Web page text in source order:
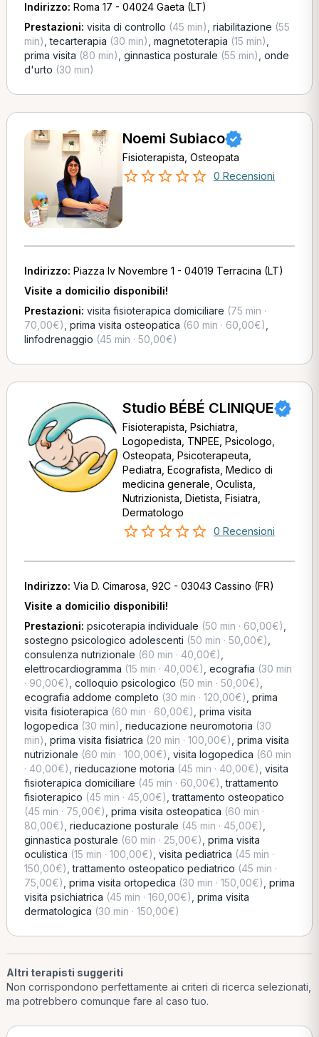
Indirizzo: Roma 17 - 04024 Gaeta (LT)
Prestazioni: visita di controllo (45 min) riabilitazione (55
min) ,tecarterapia (30 min) magnetoterapia (15 min)
prima visita (80 min) ginnastica posturale (55 min) onde
d'urto (30 min)
Noemi Subiaco
Fisioterapista, Osteopata
0 Recensioni
Indirizzo: Piazza Iv Novembre 1 - 04019 Terracina (LT)
Visite a domicilio disponibili!
Prestazioni: visita fisioterapica domiciliare (75 min ·
70,00€) prima visita osteopatica (60 min · 60,00€)
linfodrenaggio (45 min · 50,00€)
Studio BÉBÉ CLINIQUE
Fisioterapista, Psichiatra,
Logopedista, TNPEE, Psicologo,
Osteopata, Psicoterapeuta,
Pediatra, Ecografista, Medico di
medicina generale, Oculista,
Nutrizionista, Dietista, Fisiatra,
Dermatologo
0 Recensioni
Indirizzo: Via D. Cimarosa, 92C - 03043 Cassino (FR)
Visite a domicilio disponibili!
Prestazioni: psicoterapia individuale (50 min · 60,00€)
sostegno psicologico adolescenti (50 min · 50,00€)
consulenza nutrizionale (60 min · 40,00€)
elettrocardiogramma (15 min · 40,00€) ecografia (30 min
· 90,00€) colloquio psicologico (50 min · 50,00€)
ecografia addome completo (30 min · 120,00€) prima
visita fisioterapica (60 min · 60,00€) prima visita
logopedica (30 min) rieducazione neuromotoria (30
min) prima visita fisiatrica (20 min · 100,00€) prima visita
nutrizionale (60 min · 100,00€) visita logopedica (60 min
· 40,00€) rieducazione motoria (45 min · 40,00€) visita
fisioterapica domiciliare (45 min · 60,00€) ,trattamento
fisioterapico (45 min · 45,00€) ,trattamento osteopatico
(45 min · 75,00€) prima visita osteopatica (60 min ·
80,00€) rieducazione posturale (45 min · 45,00€)
ginnastica posturale (60 min · 25,00€) prima visita
oculistica (15 min · 100,00€) visita pediatrica (45 min ·
150,00€) ,trattamento osteopatico pediatrico (45 min ·
75,00€) prima visita ortopedica (30 min · 150,00€) prima
visita psichiatrica (45 min · 160,00€) prima visita
dermatologica (30 min · 150,00€)
Altri terapisti suggeriti
Non corrispondono perfettamente ai criteri di ricerca selezionati,
ma potrebbero comunque fare al caso tuo.